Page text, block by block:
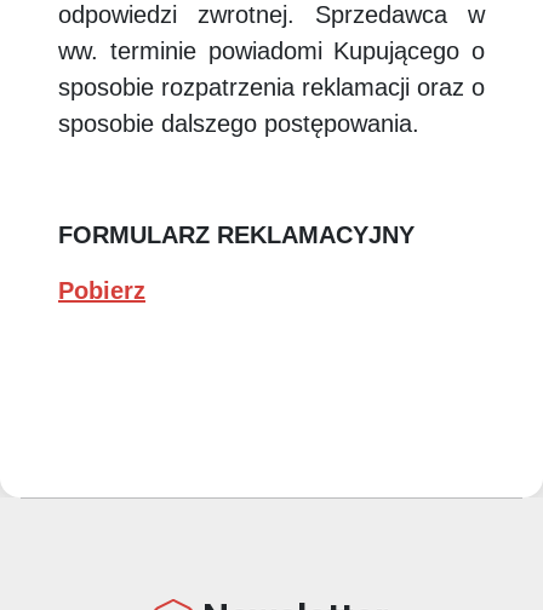
odpowiedzi zwrotnej. Sprzedawca w
ww. terminie powiadomi Kupującego o
sposobie rozpatrzenia reklamacji oraz o
sposobie dalszego postępowania.
FORMULARZ REKLAMACYJNY
Pobierz